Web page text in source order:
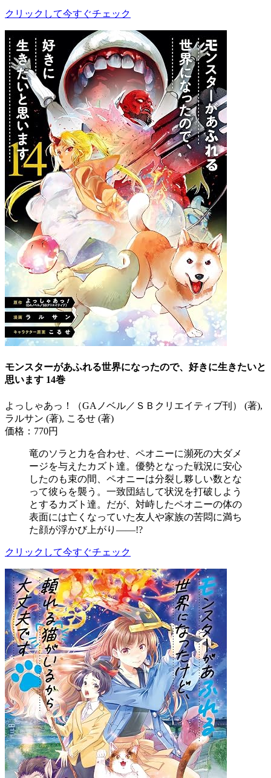
クリックして今すぐチェック
モンスターがあふれる世界になったので、好きに生きたいと
思います 14巻
よっしゃあっ！（GAノベル／ＳＢクリエイティブ刊） (著),
ラルサン (著), こるせ (著)
価格：770円
竜のソラと力を合わせ、ペオニーに瀕死の大ダメ
ージを与えたカズト達。優勢となった戦況に安心
したのも束の間、ペオニーは分裂し夥しい数とな
って彼らを襲う。一致団結して状況を打破しよう
とするカズト達。だが、対峙したペオニーの体の
表面には亡くなっていた友人や家族の苦悶に満ち
た顔が浮かび上がり――!?
クリックして今すぐチェック